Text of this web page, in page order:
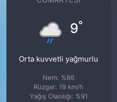
9°
Orta kuvvetli yağmurlu
Nem: %86
Rüzgar: 19 km/h
Yağış Olasılığı: %91